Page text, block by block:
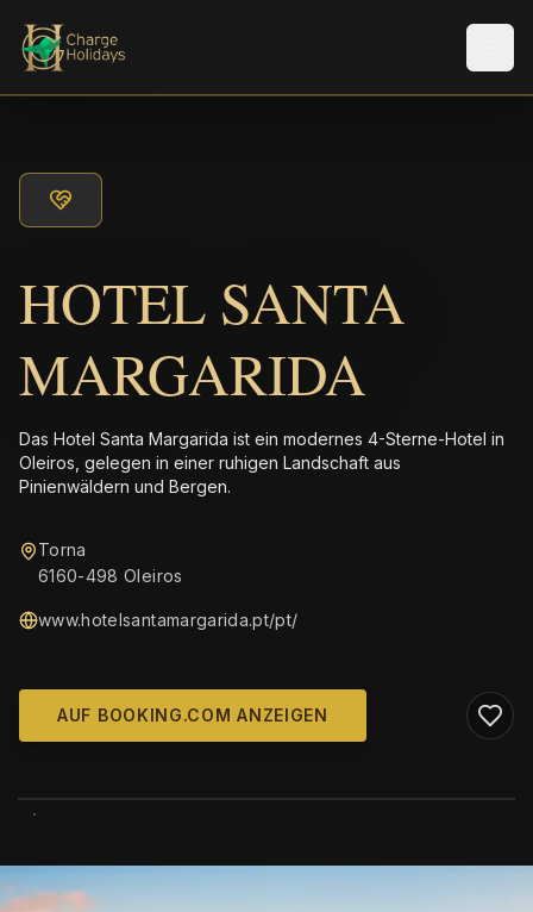
HOTEL SANTA
MARGARIDA
Das Hotel Santa Margarida ist ein modernes 4-Sterne-Hotel in
Oleiros, gelegen in einer ruhigen Landschaft aus
Pinienwäldern und Bergen.
Torna
6160-498 Oleiros
www.hotelsantamargarida.pt/pt/
AUF BOOKING.COM ANZEIGEN